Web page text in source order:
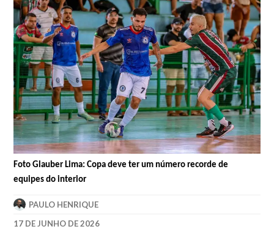
Foto Glauber Lima: Copa deve ter um número recorde de
equipes do interior
PAULO HENRIQUE
17 DE JUNHO DE 2026